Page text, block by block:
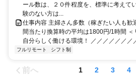
ール数は、２０件程度を、標準に考えて
験のない方は...
仕事内容 主婦さん多数（稼ぎたい人も歓
間当たり換算時の平均は1800円/1時間 ＜
自分らしく働ける環境！ ／／／／／／／
フルリモート シフト制
前へ 1 2 3 4